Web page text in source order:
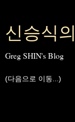
신승식
Greg SHIN's Blog